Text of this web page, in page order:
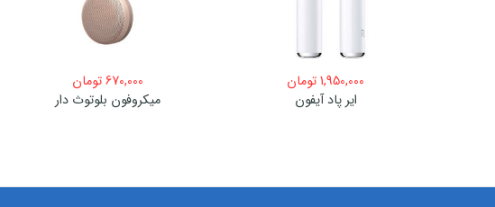
670,000 تومان
میکروفون بلوتوث دار
1,950,000تومان
ایر پاد آیفون